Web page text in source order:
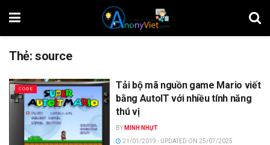
Thẻ:source
CODE
Tải bộ mã nguồn game Mario viết
bằng AutoIT với nhiều tính năng
thú vị
BY MINH NHỰT
21/01/2019 - UPDATED ON 25/07/2025